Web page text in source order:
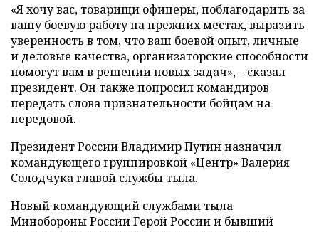
«Я хочу вас, товарищи офицеры, поблагодарить за
вашу боевую работу на прежних местах, выразить
уверенность в том, что ваш боевой опыт, личные
и деловые качества, организаторские способности
помогут вам в решении новых задач», – сказал
президент. Он также попросил командиров
передать слова признательности бойцам на
передовой.
Президент России Владимир Путин назначил
командующего группировкой «Центр» Валерия
Солодчука главой службы тыла.
Новый командующий службами тыла
Минобороны России Герой России и бывший